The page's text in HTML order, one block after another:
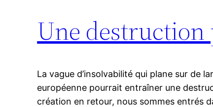
Une destruction
La vague d’insolvabilité qui plane sur de
européenne pourrait entraîner une
création en retour, nous sommes entrés